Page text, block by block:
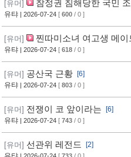
[유머] 참정권 침해당한 국민
유탸 | 2026-07-24 [ 600 / 0 ]
[유머] 찐따미소녀 여고생 메
유탸 | 2026-07-24 [ 618 / 0 ]
[유머] 공산국 근황
[6]
유탸 | 2026-07-24 [ 803 / 0 ]
[유머] 전쟁이 코 앞이라는
[6]
유탸 | 2026-07-24 [ 743 / 0 ]
[유머] 선관위 레전드
[2]